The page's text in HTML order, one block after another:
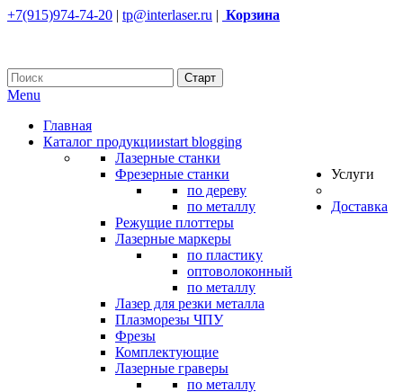
+7(915)974-74-20 | tp@interlaser.ru | Корзина
Menu
Главная
Каталог продукцииstart blogging
Лазерные станки
Фрезерные станки
по дереву
по металлу
Режущие плоттеры
Лазерные маркеры
по пластику
оптоволоконный
по металлу
Лазер для резки металла
Плазморезы ЧПУ
Фрезы
Комплектующие
Лазерные граверы
по металлу
Услуги
Доставка